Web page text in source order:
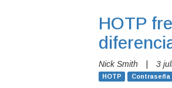
HOTP
Nick Smith 3
HOTP Contraseña